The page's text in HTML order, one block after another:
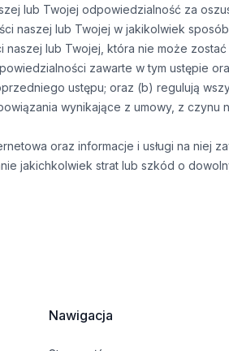
lub Twojej odpowiedzialność za
naszej lub Twojej w jakikolwiek
naszej lub Twojej, która nie może
zawarte w tym ustępie
ustępu; oraz (b) regulują
wynikające z umowy, z czynu
oraz informacje i usługi na niej
jakichkolwiek strat lub szkód o
Nawigacja